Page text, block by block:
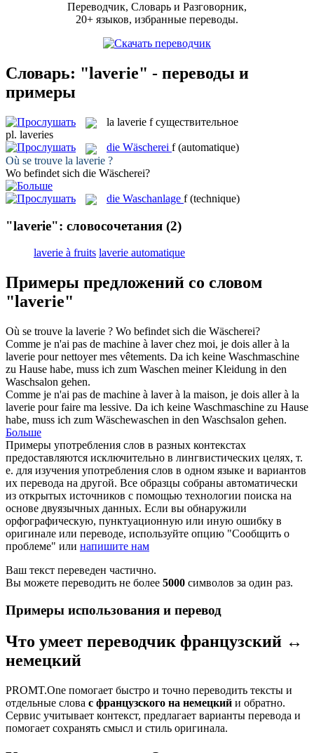
Переводчик, Словарь и Разговорник,
20+ языков, избранные переводы.
Словарь: "laverie" - переводы и
примеры
la laverie f существительное
pl. laveries
die Wäscherei f (automatique)
Où se trouve la laverie ?
Wo befindet sich die Wäscherei?
die Waschanlage f (technique)
"laverie": словосочетания (2)
laverie à fruits laverie automatique
Примеры предложений со словом
"laverie"
Où se trouve la laverie ? Wo befindet sich die Wäscherei?
Comme je n'ai pas de machine à laver chez moi, je dois aller à la
laverie pour nettoyer mes vêtements. Da ich keine Waschmaschine
zu Hause habe, muss ich zum Waschen meiner Kleidung in den
Waschsalon gehen.
Comme je n'ai pas de machine à laver à la maison, je dois aller à la
laverie pour faire ma lessive. Da ich keine Waschmaschine zu Hause
habe, muss ich zum Wäschewaschen in den Waschsalon gehen.
Больше
Примеры употребления слов в разных контекстах
предоставляются исключительно в лингвистических целях, т.
е. для изучения употребления слов в одном языке и вариантов
их перевода на другой. Все образцы собраны автоматически
из открытых источников с помощью технологии поиска на
основе двуязычных данных. Если вы обнаружили
орфографическую, пунктуационную или иную ошибку в
оригинале или переводе, используйте опцию "Сообщить о
проблеме" или напишите нам
Ваш текст переведен частично.
Вы можете переводить не более 5000 символов за один раз.
Примеры использования и перевод
Что умеет переводчик французский ↔
немецкий
PROMT.One помогает быстро и точно переводить тексты и
отдельные слова с французского на немецкий и обратно.
Сервис учитывает контекст, предлагает варианты перевода и
помогает сохранять смысл и стиль оригинала.